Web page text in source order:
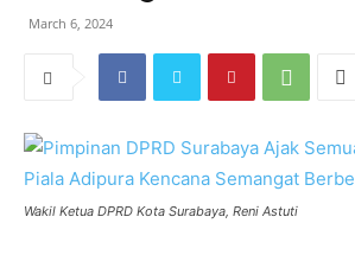
March 6, 2024
Wakil Ketua DPRD Kota Surabaya, Reni Astuti